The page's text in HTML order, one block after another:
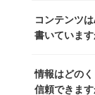
があり、そこ
ています。記
ずつ心を込め
ッズを収集し
長KOSが全記
コンテンツ
書いています
書いています
情報はどの
信頼できます